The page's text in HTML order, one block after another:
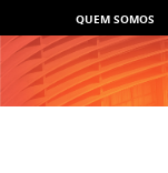
QUEM SOMOS